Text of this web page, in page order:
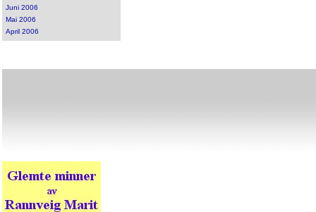
Juni 2006
Mai 2006
April 2006